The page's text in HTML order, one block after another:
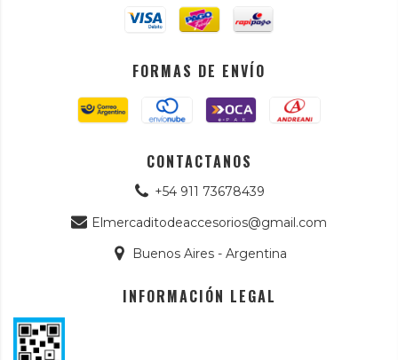
FORMAS DE ENVÍO
CONTACTANOS
+54 911 73678439
Elmercaditodeaccesorios@gmail.com
Buenos Aires - Argentina
INFORMACIÓN LEGAL